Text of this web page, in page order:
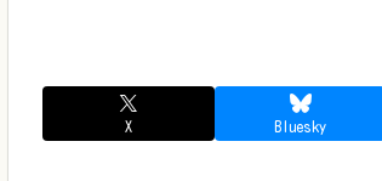
X Bluesky